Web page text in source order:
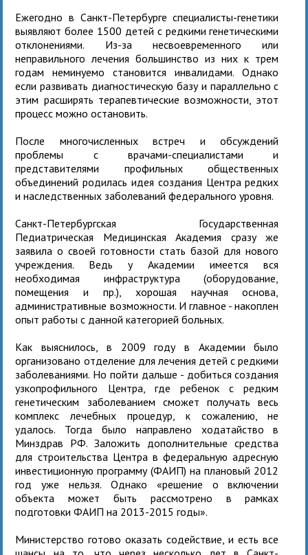
Ежегодно в Санкт-Петербурге специалисты-генетики
выявляют более 1500 детей с редкими генетическими
отклонениями. Из-за несвоевременного или
неправильного лечения большинство из них к трем
годам неминуемо становится инвалидами. Однако
если развивать диагностическую базу и параллельно с
этим расширять терапевтические возможности, этот
процесс можно остановить.
После многочисленных встреч и обсуждений
проблемы с врачами-специалистами и
представителями профильных общественных
объединений родилась идея создания Центра редких
и наследственных заболеваний федерального уровня.
Санкт-Петербургская Государственная
Педиатрическая Медицинская Академия сразу же
заявила о своей готовности стать базой для нового
учреждения. Ведь у Академии имеется вся
необходимая инфраструктура (оборудование,
помещения и пр.), хорошая научная основа,
административные возможности. И главное - накоплен
опыт работы с данной категорией больных.
Как выяснилось, в 2009 году в Академии было
организовано отделение для лечения детей с редкими
заболеваниями. Но пойти дальше - добиться создания
узкопрофильного Центра, где ребенок с редким
генетическим заболеванием сможет получать весь
комплекс лечебных процедур, к сожалению, не
удалось. Тогда было направлено ходатайство в
Минздрав РФ. Заложить дополнительные средства
для строительства Центра в федеральную адресную
инвестиционную программу (ФАИП) на плановый 2012
год уже нельзя. Однако «решение о включении
объекта может быть рассмотрено в рамках
подготовки ФАИП на 2013-2015 годы».
Министерство готово оказать содействие, и есть все